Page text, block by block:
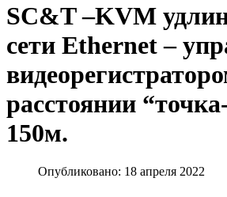
SC&T –KVM
сети Ethernet –
расстоянии
150м.
Опубликовано: 18 апреля 2022